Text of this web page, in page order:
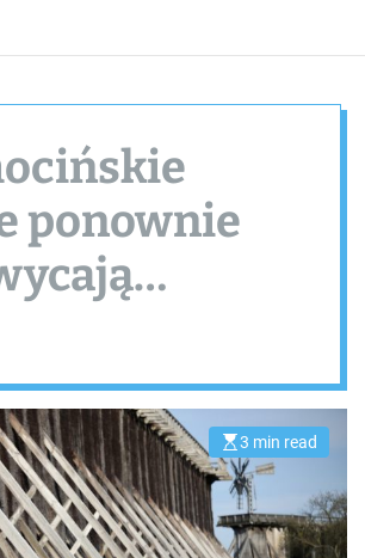
ponownie
E
s
t
m
a
t
3 min read